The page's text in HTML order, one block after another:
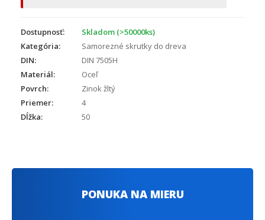
Dostupnosť:
Skladom (>50000ks)
Kategória:
Samorezné skrutky do dreva
DIN:
DIN 7505H
Materiál:
Oceľ
Povrch:
Zinok žltý
Priemer:
4
Dĺžka:
50
PONUKA NA MIERU